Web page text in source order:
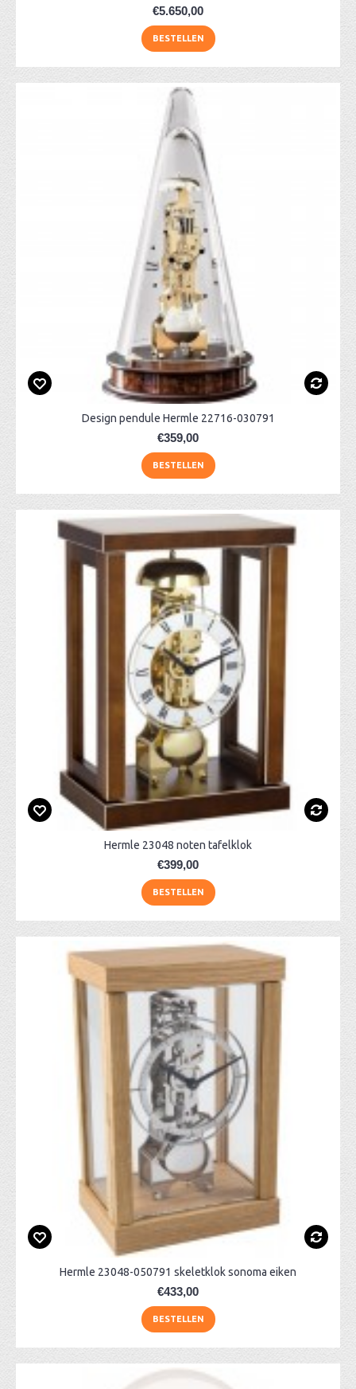
€5.650,00
BESTELLEN
Design pendule Hermle 22716-030791
€359,00
BESTELLEN
Hermle 23048 noten tafelklok
€399,00
BESTELLEN
Hermle 23048-050791 skeletklok sonoma eiken
€433,00
BESTELLEN